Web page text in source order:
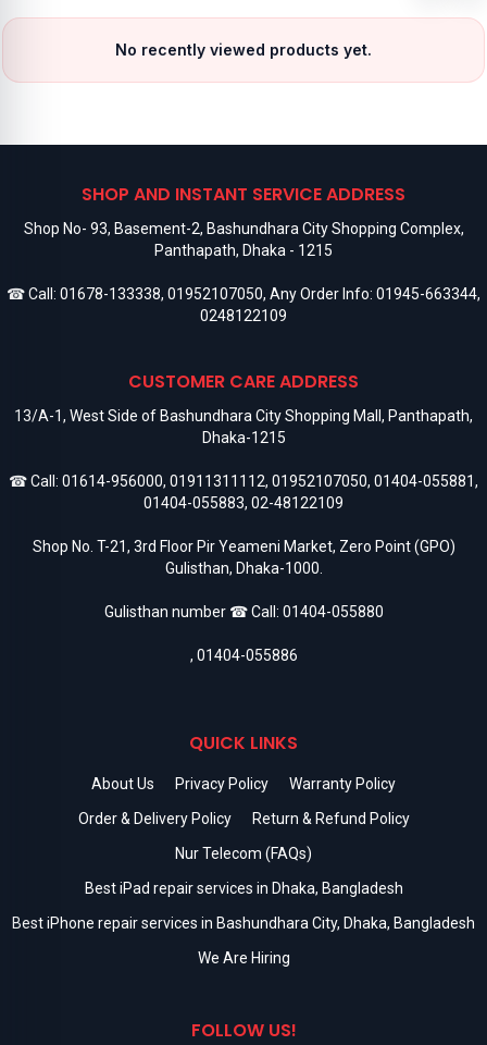
No recently viewed products yet.
SHOP AND INSTANT SERVICE ADDRESS
Shop No- 93, Basement-2, Bashundhara City Shopping Complex,
Panthapath, Dhaka - 1215
☎ Call: 01678-133338, 01952107050, Any Order Info: 01945-663344,
0248122109
CUSTOMER CARE ADDRESS
13/A-1, West Side of Bashundhara City Shopping Mall, Panthapath,
Dhaka-1215
☎ Call: 01614-956000, 01911311112, 01952107050, 01404-055881,
01404-055883, 02-48122109
Shop No. T-21, 3rd Floor Pir Yeameni Market, Zero Point (GPO)
Gulisthan, Dhaka-1000.
Gulisthan number ☎ Call: 01404-055880
, 01404-055886
QUICK LINKS
About Us Privacy Policy
Warranty Policy
Order & Delivery Policy
Return & Refund Policy
Nur Telecom (FAQs)
Best iPad repair services in Dhaka, Bangladesh
Best iPhone repair services in Bashundhara City, Dhaka, Bangladesh
We Are Hiring
FOLLOW US!